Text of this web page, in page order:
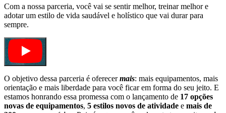
Com a nossa parceria, você vai se sentir melhor, treinar melhor e
adotar um estilo de vida saudável e holístico que vai durar para
sempre.
O objetivo dessa parceria é oferecermais: mais equipamentos, mais
orientação e mais liberdade para você ficar em forma do seu jeito. E
estamos honrando essa promessa com o lançamento de 17 opções
novas de equipamentos, 5 estilos novos de atividade e mais de